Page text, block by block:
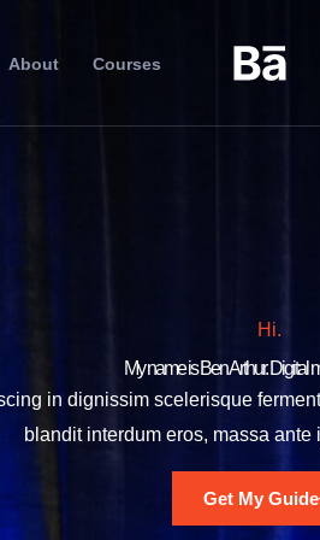
About Courses
Hi.
My name is Ben Arthur. Digital
in dignissim scelerisque
blandit interdum eros, massa
Get My Guide